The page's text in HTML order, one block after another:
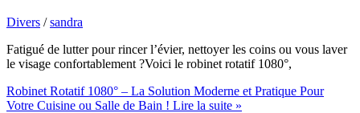
Divers /sandra
Fatigué de lutter pour rincer l’évier, nettoyer les coins ou vous laver
le visage confortablement ?Voici le robinet rotatif 1080°,
Robinet Rotatif 1080° – La Solution Moderne et Pratique Pour
Votre Cuisine ou Salle de Bain ! Lire la suite »